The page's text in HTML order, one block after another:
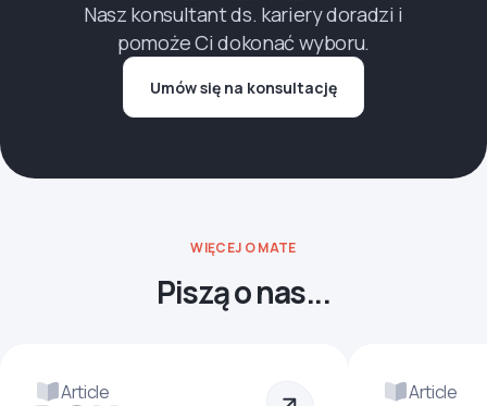
Nasz konsultant ds. kariery doradzi i
pomoże Ci dokonać wyboru.
Umów się na konsultację
WIĘCEJ O MATE
Piszą o nas...
Article Article